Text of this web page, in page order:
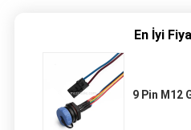
En İyi
9 Pin M12